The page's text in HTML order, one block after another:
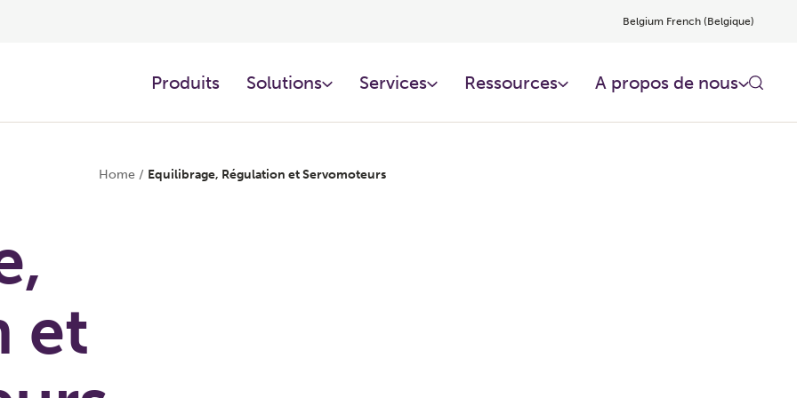
Belgium French (Belgique)
Produits Solutions Services​ Ressources​ A propos de nous
Home/ Equilibrage, Régulation et Servomoteurs
et